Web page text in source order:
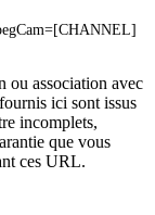
ou association avec
ici sont issus
incomplets,
que vous
ces URL.